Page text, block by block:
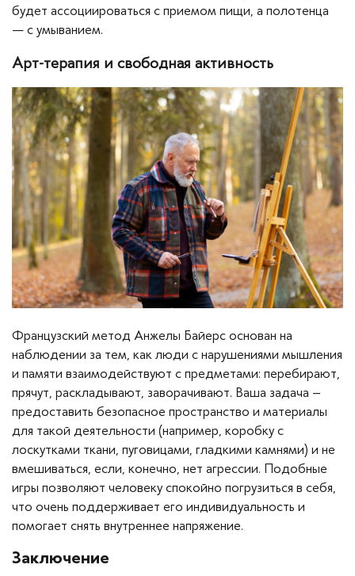
будет ассоциироваться с приемом пищи, а полотенца
— с умыванием.
Арт-терапия и свободная активность
Французский метод Анжелы Байерс основан на
наблюдении за тем, как люди с нарушениями мышления
и памяти взаимодействуют с предметами: перебирают,
прячут, раскладывают, заворачивают. Ваша задача –
предоставить безопасное пространство и материалы
для такой деятельности (например, коробку с
лоскутками ткани, пуговицами, гладкими камнями) и не
вмешиваться, если, конечно, нет агрессии. Подобные
игры позволяют человеку спокойно погрузиться в себя,
что очень поддерживает его индивидуальность и
помогает снять внутреннее напряжение.
Заключение